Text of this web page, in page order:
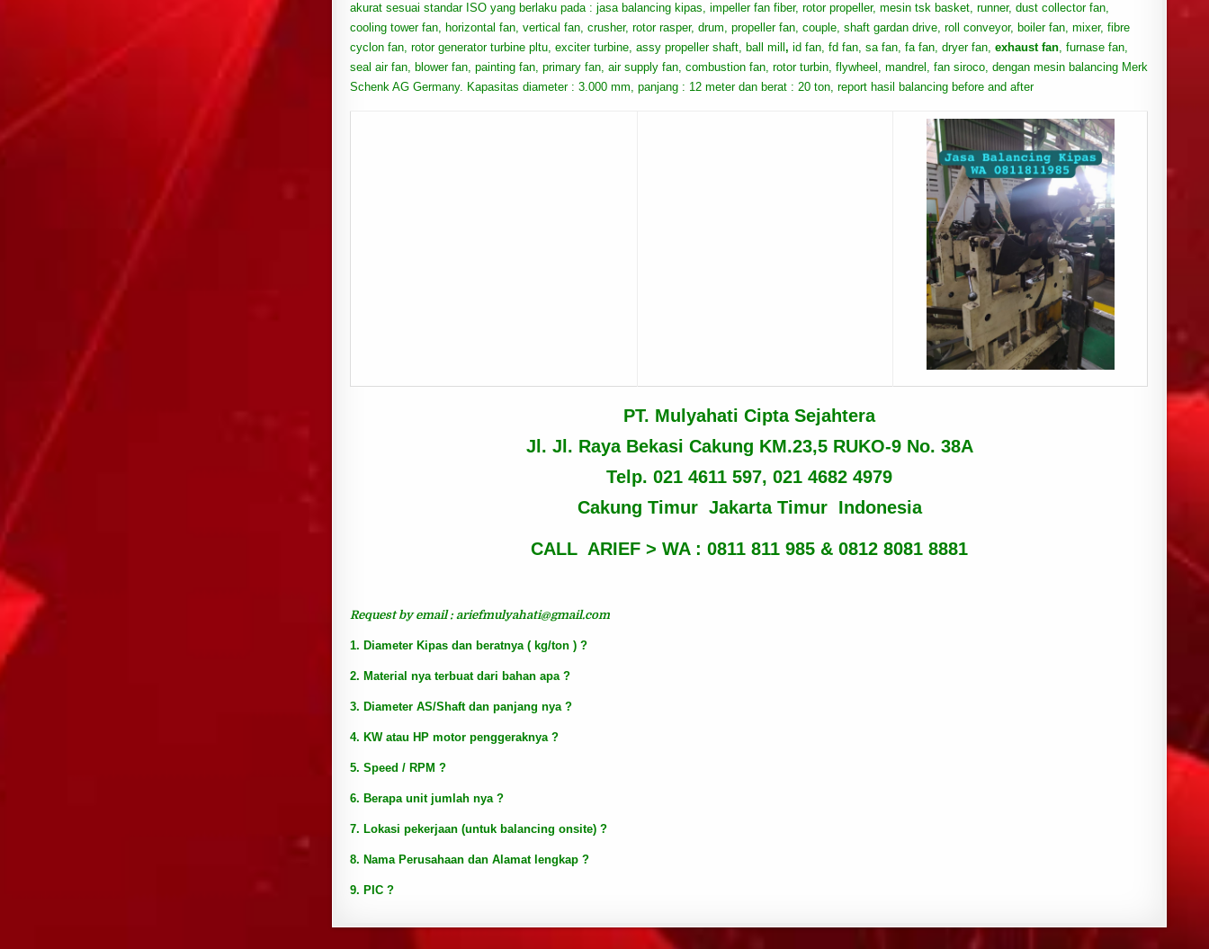
akurat sesuai standar ISO yang berlaku pada : jasa balancing kipas, impeller fan fiber, rotor propeller, mesin tsk basket, runner, dust collector fan,
cooling tower fan, horizontal fan, vertical fan, crusher, rotor rasper, drum, propeller fan, couple, shaft gardan drive, roll conveyor, boiler fan, mixer, fibre
cyclon fan, rotor generator turbine pltu, exciter turbine, assy propeller shaft, ball mill,id fan, fd fan, sa fan, fa fan, dryer fan,exhaust fan, furnase fan,
seal air fan, blower fan, painting fan, primary fan, air supply fan, combustion fan, rotor turbin, flywheel, mandrel, fan siroco, dengan mesin balancing Merk
Schenk AG Germany. Kapasitas diameter : 3.000 mm, panjang : 12 meter dan berat : 20 ton, report hasil balancing before and after
PT. Mulyahati Cipta Sejahtera
Jl. Jl. Raya Bekasi Cakung KM.23,5 RUKO-9 No. 38A
Telp. 021 4611 597, 021 4682 4979
Cakung Timur Jakarta Timur Indonesia
CALL ARIEF >WA : 0811 811 985 & 0812 8081 8881
Request by email :ariefmulyahati@gmail.com
1. Diameter Kipas dan beratnya ( kg/ton ) ?
2. Material nya terbuat dari bahan apa ?
3. Diameter AS/Shaft dan panjang nya ?
4. KW atau HP motor penggeraknya ?
5. Speed / RPM ?
6. Berapa unit jumlah nya ?
7. Lokasi pekerjaan (untuk balancing onsite) ?
8. Nama Perusahaan dan Alamat lengkap ?
9. PIC ?